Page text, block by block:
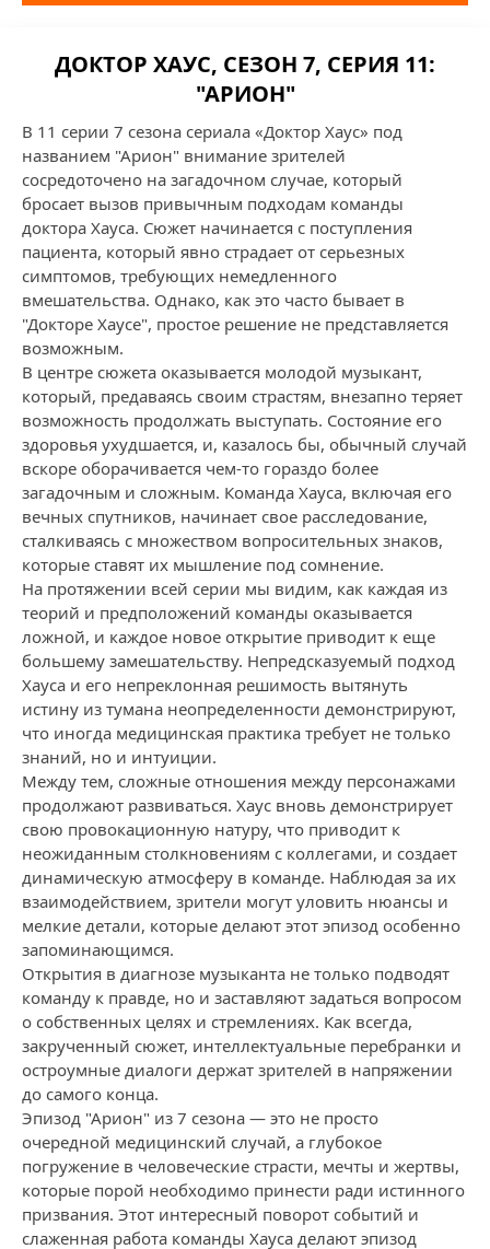
ДОКТОР ХАУС, СЕЗОН 7, СЕРИЯ 11:
"АРИОН"
В 11 серии 7 сезона сериала «Доктор Хаус» под
названием "Арион" внимание зрителей
сосредоточено на загадочном случае, который
бросает вызов привычным подходам команды
доктора Хауса. Сюжет начинается с поступления
пациента, который явно страдает от серьезных
симптомов, требующих немедленного
вмешательства. Однако, как это часто бывает в
"Докторе Хаусе", простое решение не представляется
возможным.
В центре сюжета оказывается молодой музыкант,
который, предаваясь своим страстям, внезапно теряет
возможность продолжать выступать. Состояние его
здоровья ухудшается, и, казалось бы, обычный случай
вскоре оборачивается чем-то гораздо более
загадочным и сложным. Команда Хауса, включая его
вечных спутников, начинает свое расследование,
сталкиваясь с множеством вопросительных знаков,
которые ставят их мышление под сомнение.
На протяжении всей серии мы видим, как каждая из
теорий и предположений команды оказывается
ложной, и каждое новое открытие приводит к еще
большему замешательству. Непредсказуемый подход
Хауса и его непреклонная решимость вытянуть
истину из тумана неопределенности демонстрируют,
что иногда медицинская практика требует не только
знаний, но и интуиции.
Между тем, сложные отношения между персонажами
продолжают развиваться. Хаус вновь демонстрирует
свою провокационную натуру, что приводит к
неожиданным столкновениям с коллегами, и создает
динамическую атмосферу в команде. Наблюдая за их
взаимодействием, зрители могут уловить нюансы и
мелкие детали, которые делают этот эпизод особенно
запоминающимся.
Открытия в диагнозе музыканта не только подводят
команду к правде, но и заставляют задаться вопросом
о собственных целях и стремлениях. Как всегда,
закрученный сюжет, интеллектуальные перебранки и
остроумные диалоги держат зрителей в напряжении
до самого конца.
Эпизод "Арион" из 7 сезона — это не просто
очередной медицинский случай, а глубокое
погружение в человеческие страсти, мечты и жертвы,
которые порой необходимо принести ради истинного
призвания. Этот интересный поворот событий и
слаженная работа команды Хауса делают эпизод